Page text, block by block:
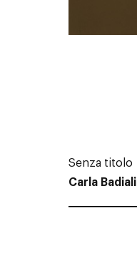
Senza titolo
Carla Badiali